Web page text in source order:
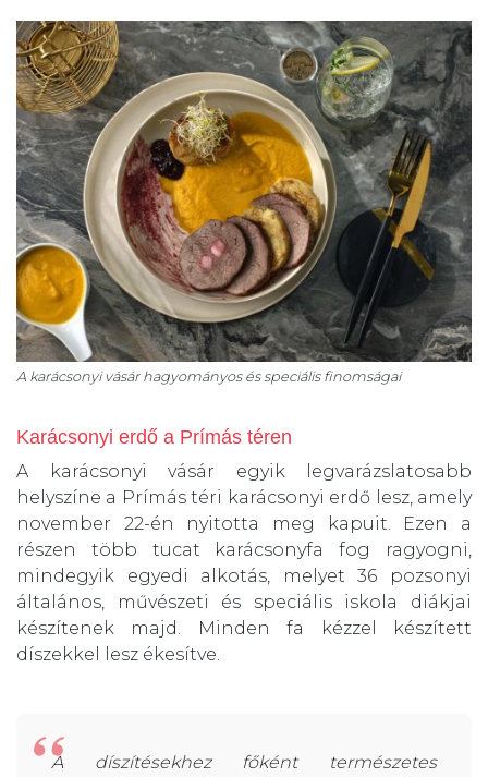
A karácsonyi vásár hagyományos és speciális finomságai
Karácsonyi erdő a Prímás téren
A karácsonyi vásár egyik legvarázslatosabb
helyszíne a Prímás téri karácsonyi erdő lesz, amely
november 22-én nyitotta meg kapuit. Ezen a
részen több tucat karácsonyfa fog ragyogni,
mindegyik egyedi alkotás, melyet 36 pozsonyi
általános, művészeti és speciális iskola diákjai
készítenek majd. Minden fa kézzel készített
díszekkel lesz ékesítve.
A díszítésekhez főként természetes